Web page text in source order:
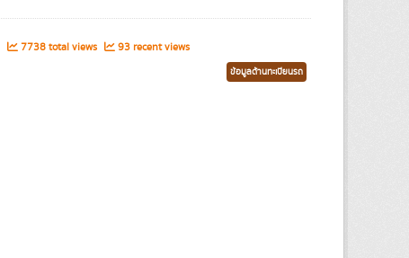
7738 total views 93 recent views
ข้อมูลด้านทะเบียนรถ